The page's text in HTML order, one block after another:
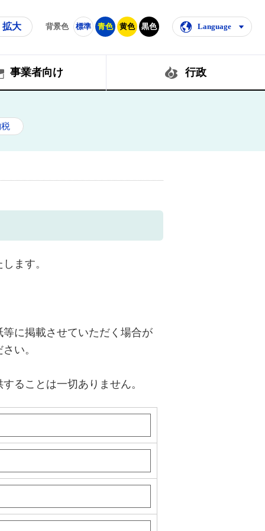
拡大 背景色 標準 青色 黄色 黒色 Language
事業者向け 行政
ます。
に掲載させていただく場合が
い。
ることは一切ありません。